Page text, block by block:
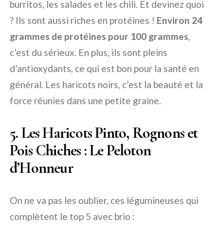
burritos, les salades et les chili. Et devinez quoi
? Ils sont aussi riches en protéines ! Environ 24
grammes de protéines pour 100 grammes
c’est du sérieux. En plus, ils sont pleins
d’antioxydants, ce qui est bon pour la santé en
général. Les haricots noirs, c’est la beauté et la
force réunies dans une petite graine.
5. Les Haricots Pinto, Rognons et
Pois Chiches : Le Peloton
d’Honneur
On ne va pas les oublier, ces légumineuses qui
complètent le top 5 avec brio :